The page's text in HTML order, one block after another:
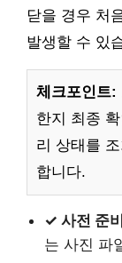
닫을 경우 처
발생할 수 있
체크포인트:
한지 최종
리 상태를
합니다.
✓ 사전 준
는 사진 파